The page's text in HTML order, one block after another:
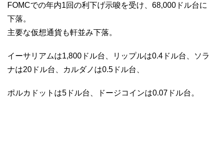
FOMCでの年内1回の利下げ示唆を受け、68,000ドル台に
下落。
主要な仮想通貨も軒並み下落。
イーサリアムは1,800ドル台、リップルは0.4ドル台、ソラ
ナは20ドル台、カルダノは0.5ドル台、
ポルカドットは5ドル台、ドージコインは0.07ドル台。